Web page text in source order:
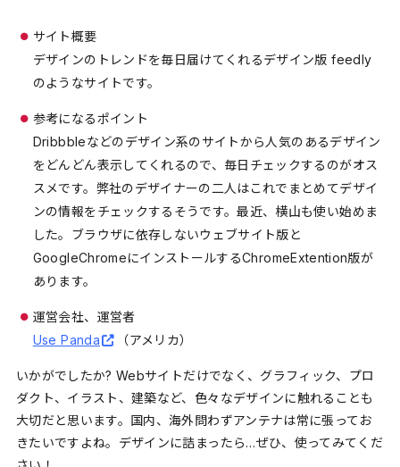
サイト概要
デザインのトレンドを毎日届けてくれるデザイン版 feedly
のようなサイトです。
参考になるポイント
Dribbbleなどのデザイン系のサイトから人気のあるデザイン
をどんどん表示してくれるので、毎日チェックするのがオス
スメです。弊社のデザイナーの二人はこれでまとめてデザイ
ンの情報をチェックするそうです。最近、横山も使い始めま
した。ブラウザに依存しないウェブサイト版と
GoogleChromeにインストールするChromeExtention版が
あります。
運営会社、運営者
Use Panda
（アメリカ）
いかがでしたか? Webサイトだけでなく、グラフィック、プロ
ダクト、イラスト、建築など、色々なデザインに触れることも
大切だと思います。国内、海外問わずアンテナは常に張ってお
きたいですよね。デザインに詰まったら…ぜひ、使ってみてくだ